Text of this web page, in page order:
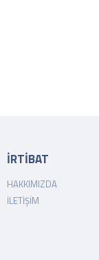
İRTİBAT
HAKKIMIZDA
İLETIŞIM